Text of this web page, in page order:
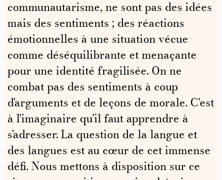
communautarisme, ne sont pas des idées
mais des sentiments ; des réactions
émotionnelles à une situation vécue
comme déséquilibrante et menaçante
pour une identité fragilisée. On ne
combat pas des sentiments à coup
d'arguments et de leçons de morale. C'est
à l'imaginaire qu'il faut apprendre à
s'adresser. La question de la langue et
des langues est au cœur de cet immense
défi. Nous mettons à disposition sur ce